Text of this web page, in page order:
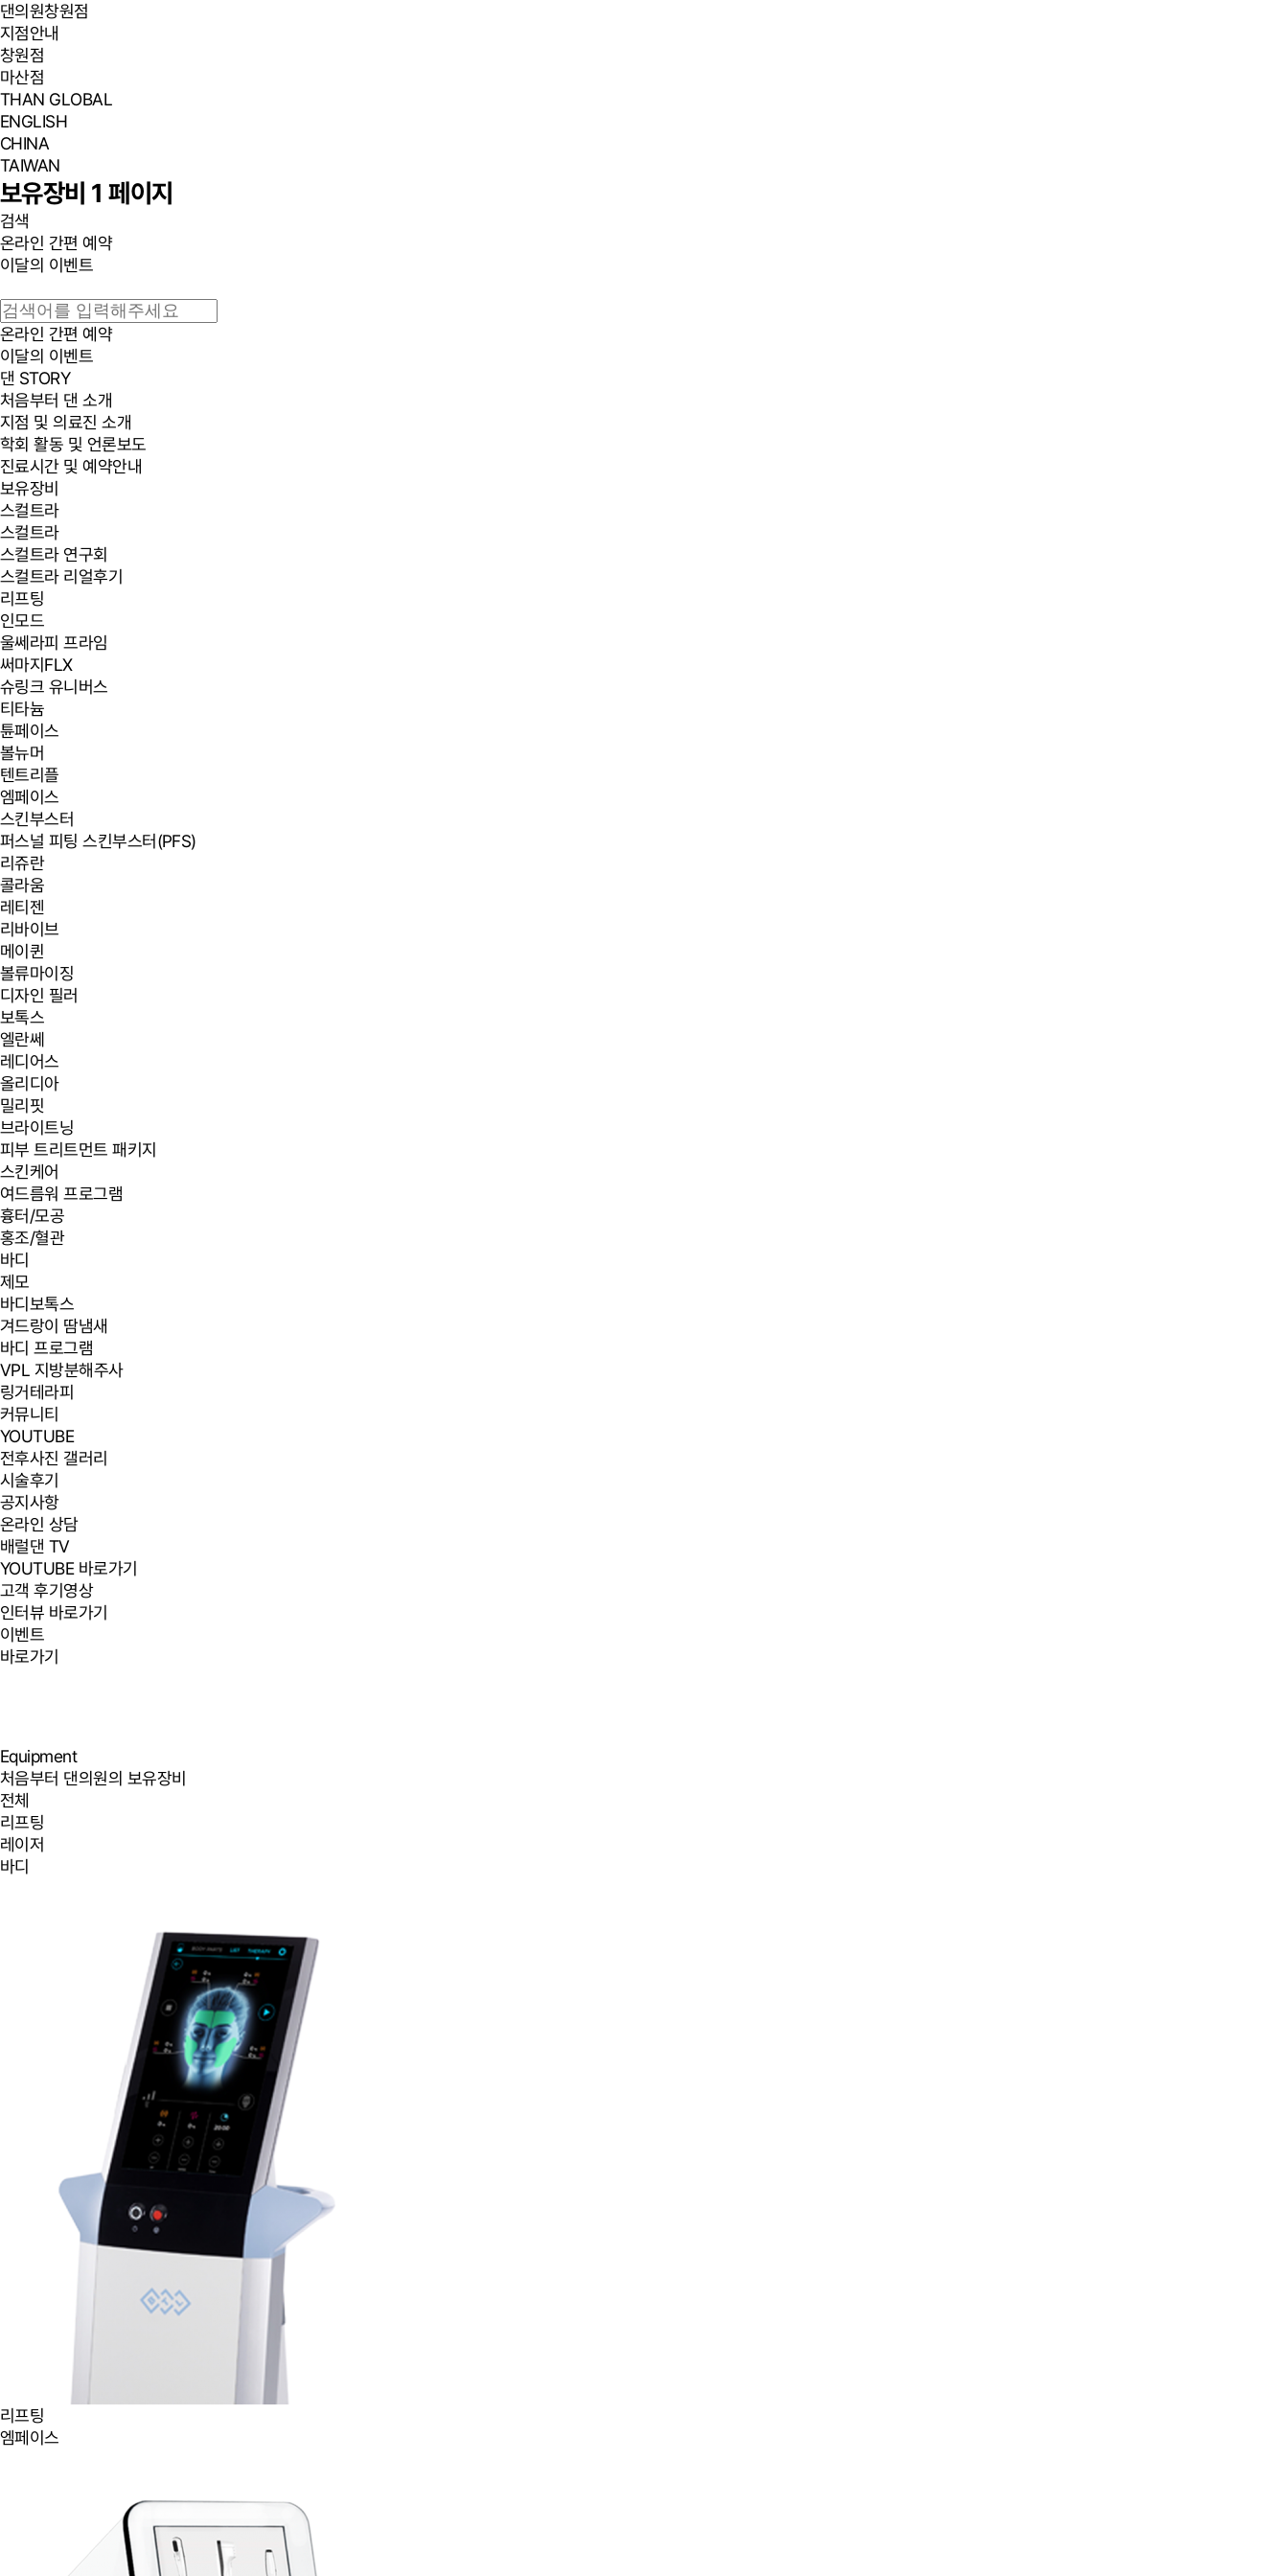
댄의원창원점
지점안내
창원점
마산점
THAN GLOBAL
ENGLISH
CHINA
TAIWAN
보유장비 1 페이지
검색
온라인 간편 예약
이달의 이벤트
온라인 간편 예약
이달의 이벤트
댄 STORY
처음부터 댄 소개
지점 및 의료진 소개
학회 활동 및 언론보도
진료시간 및 예약안내
보유장비
스컬트라
스컬트라
스컬트라 연구회
스컬트라 리얼후기
리프팅
인모드
울쎄라피 프라임
써마지FLX
슈링크 유니버스
티타늄
튠페이스
볼뉴머
텐트리플
엠페이스
스킨부스터
퍼스널 피팅 스킨부스터(PFS)
리쥬란
콜라움
레티젠
리바이브
메이퀸
볼류마이징
디자인 필러
보톡스
엘란쎄
레디어스
올리디아
밀리핏
브라이트닝
피부 트리트먼트 패키지
스킨케어
여드름워 프로그램
흉터/모공
홍조/혈관
바디
제모
바디보톡스
겨드랑이 땀냄새
바디 프로그램
VPL 지방분해주사
링거테라피
커뮤니티
YOUTUBE
전후사진 갤러리
시술후기
공지사항
온라인 상담
배럴댄 TV
YOUTUBE 바로가기
고객 후기영상
인터뷰 바로가기
이벤트
바로가기
Equipment
처음부터 댄의원의 보유장비
전체
리프팅
레이저
바디
리프팅
엠페이스